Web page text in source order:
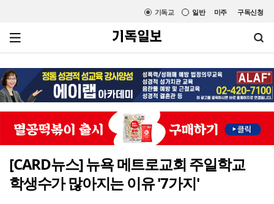
미주 구독신청
일반
기독교
[CARD뉴스] 뉴욕 메트로교회 주일학교
학생수가 많아지는 이유 '7가지'